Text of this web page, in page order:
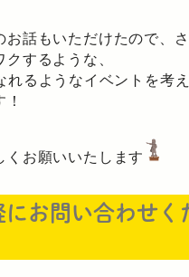
お話もいただけたので、
するような、
れるようなイベントを考
くお願いいたします
にお問い合わせく